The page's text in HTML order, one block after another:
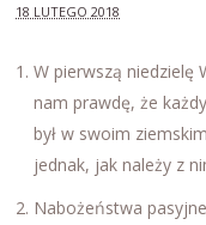
18 LUTEGO 2018
W pierwszą niedzielę
nam prawdę, że
był w swoim
jednak, jak należy z
Nabożeństwa